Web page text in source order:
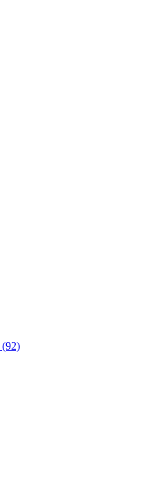
(92)